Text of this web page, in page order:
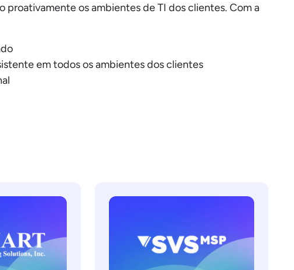
proativamente os ambientes de TI dos clientes. Com a
em todos os ambientes dos clientes